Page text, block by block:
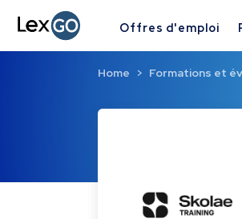
Offres d'emploi
Home Formations et